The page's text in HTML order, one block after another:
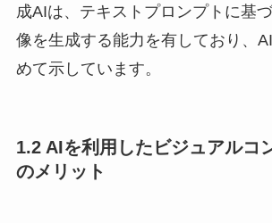
成AIは、テキストプロンプトに基
像を生成する能力を有しており、
めて示しています。
1.2 AIを利用したビジュアルコ
のメリット